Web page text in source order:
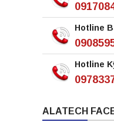
Hotline
Hotline
ALATECH